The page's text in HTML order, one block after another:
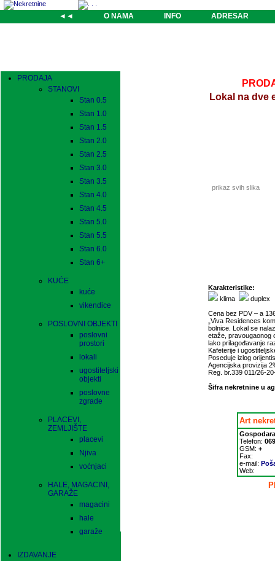
◄◄ O NAMA INFO ADRESAR
PRODAJA
STANOVI
Stan 0.5
Stan 1.0
Stan 1.5
Stan 2.0
Stan 2.5
Stan 3.0
Stan 3.5
Stan 4.0
Stan 4.5
Stan 5.0
Stan 5.5
Stan 6.0
Stan 6+
KUĆE
kuće
vikendice
POSLOVNI OBJEKTI
poslovni
prostori
lokali
ugostiteljski
objekti
poslovne
zgrade
PLACEVI,
ZEMLJIŠTE
placevi
Njiva
voćnjaci
HALE, MAGACINI,
GARAŽE
magacini
hale
garaže
IZDAVANJE
Lokal na dve
prikaz svih slika
Karakteristike:
klima
duplex
Cena bez PDV – a
„Viva Residences
bolnice. Lokal se
etaže, pravougaonog
lako prilagođavanje
Kafeterije i
Poseduje izlog
Agencijska provizija
Reg. br.339 011/26-
Šifra nekretnine u
Art
Telefon:
GSM: +
Fax:
e-mail:
Web: